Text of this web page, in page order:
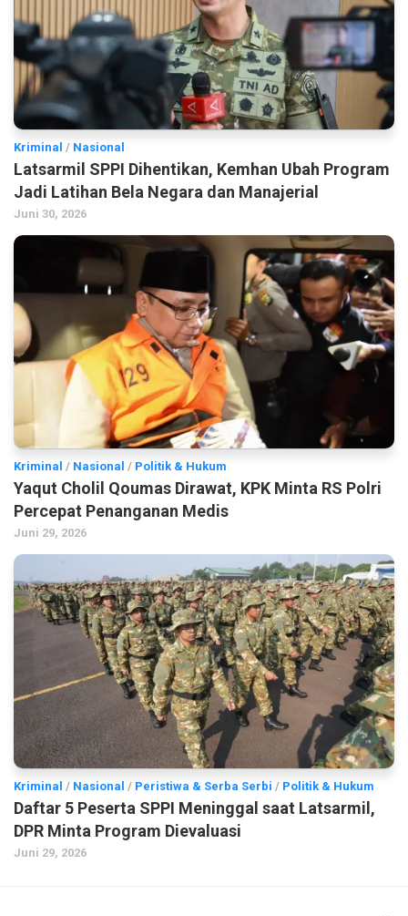
Kriminal / Nasional
Latsarmil SPPI Dihentikan, Kemhan Ubah Program
Jadi Latihan Bela Negara dan Manajerial
Juni 30, 2026
Kriminal / Nasional / Politik & Hukum
Yaqut Cholil Qoumas Dirawat, KPK Minta RS Polri
Percepat Penanganan Medis
Juni 29, 2026
Kriminal / Nasional / Peristiwa & Serba Serbi / Politik & Hukum
Daftar 5 Peserta SPPI Meninggal saat Latsarmil,
DPR Minta Program Dievaluasi
Juni 29, 2026